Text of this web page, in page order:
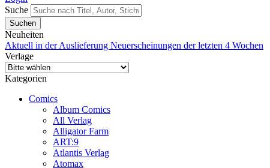
Suche
Neuheiten
Aktuell in der Auslieferung Neuerscheinungen der letzten 4 Wochen
Verlage
Kategorien
Comics
Album Comics
All Verlag
Alligator Farm
ART:9
Atlantis Verlag
Atomax